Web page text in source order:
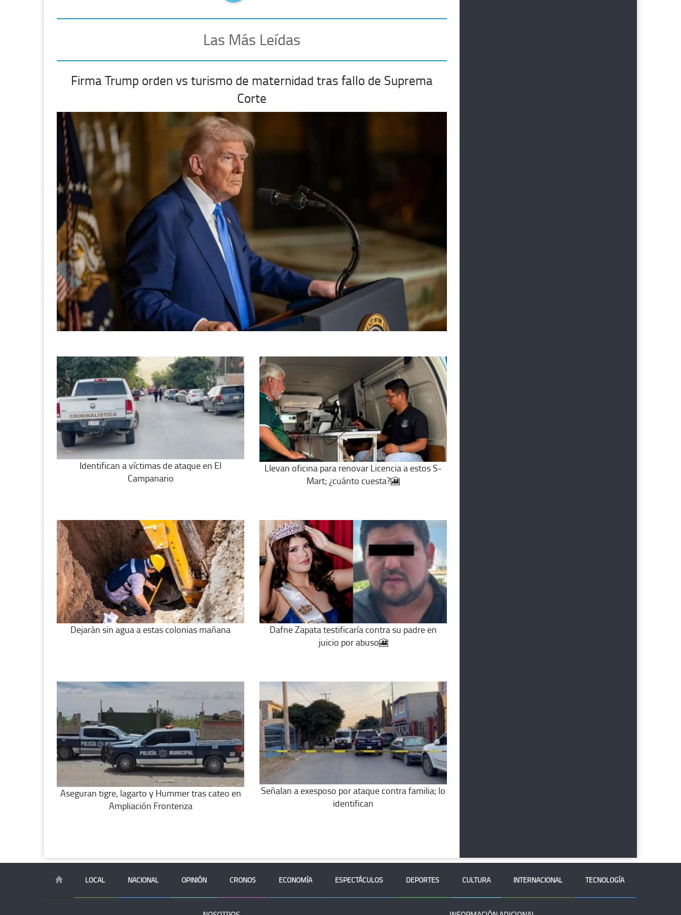
Las Más Leídas
Firma Trump orden vs turismo de maternidad tras fallo de Suprema
Corte
Identifican a víctimas de ataque en El
Campanario
Llevan oficina para renovar Licencia a estos S-
Mart; ¿cuánto cuesta?🎦
Dejarán sin agua a estas colonias mañana
Dafne Zapata testificaría contra su padre en
juicio por abuso🎦
Aseguran tigre, lagarto y Hummer tras cateo en
Ampliación Fronteriza
Señalan a exesposo por ataque contra familia; lo
identifican
LOCAL NACIONAL OPINIÓN CRONOS ECONOMÍA ESPECTÁCULOS DEPORTES CULTURA INTERNACIONAL TECNOLOGÍA